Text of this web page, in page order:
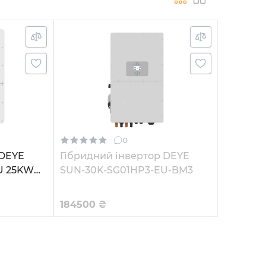
25KW
0
Гібридний інвертор DEYE
SUN-30K-SG01HP3-EU-BM3
184500 ₴